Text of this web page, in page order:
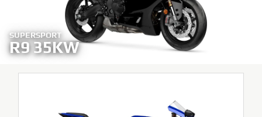
SUPERSPORT
R9 35KW